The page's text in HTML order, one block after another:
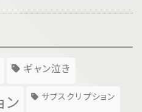
ギャン泣き
ン サブスクリプション